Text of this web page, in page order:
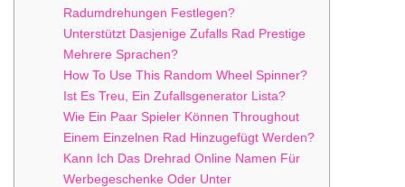
Radumdrehungen Festlegen?
Unterstützt Dasjenige Zufalls Rad Prestige
Mehrere Sprachen?
How To Use This Random Wheel Spinner?
Ist Es Treu, Ein Zufallsgenerator Lista?
Wie Ein Paar Spieler Können Throughout
Einem Einzelnen Rad Hinzugefügt Werden?
Kann Ich Das Drehrad Online Namen Für
Werbegeschenke Oder Unter